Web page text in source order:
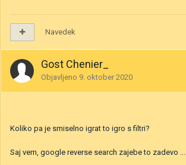
Navedek
Gost Chenier_
Objavljeno 9. oktober 2020
Koliko pa je smiselno igrat to igro s filtri?
Saj vem, google reverse search zajebe to zadevo ...